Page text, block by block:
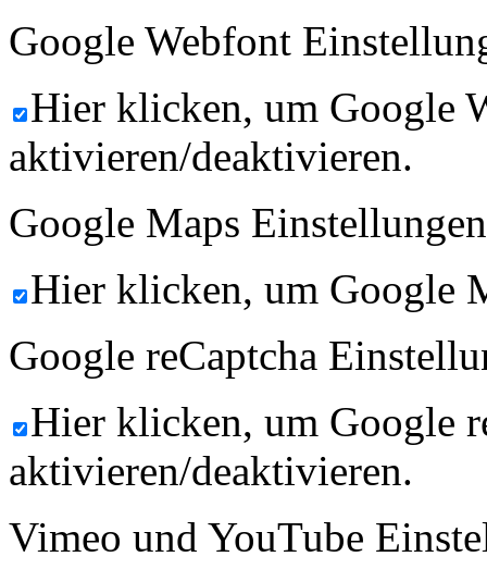
Google Webfont
Hier klicken, um Google
aktivieren/deaktivieren.
Google Maps
Hier klicken, um Google
Google reCaptcha
Hier klicken, um Google
aktivieren/deaktivieren.
Vimeo und YouTube